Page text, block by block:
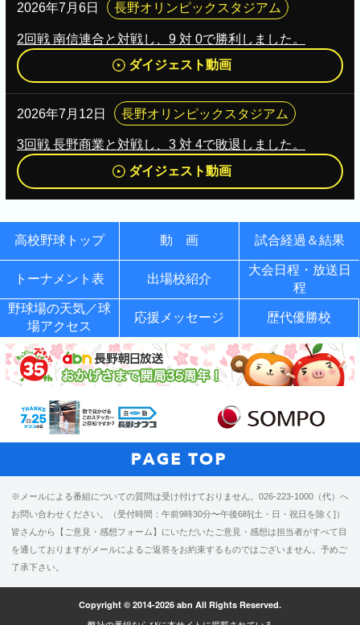
2026年7月6日 長野オリンピックスタジアム
2回戦 南信連合と対戦し、9 対 0で勝利しました。
ダイジェスト動画
2026年7月12日 長野オリンピックスタジアム
3回戦 長野商業と対戦し、3 対 4で敗退しました。
ダイジェスト動画
高校野球トップ 動 画 試合経過＆結果
トーナメント表 出場校紹介
大会日程・放送日
程
野球場の天気／球
場アクセス
応援メッセージ 歴代優勝校
※メールによる番組についての質問は受け付けておりません。026-223-1000（代）へ
お問い合わせください。（受付時間：午前9時30分〜午後6時[土・日・祝日を除く]）
皆さんから【ご意見・感想フォーム】にいただいたご意見・感想は担当者がすべて目
を通しておりますがメールによるご返答をお約束するものではございません。予めご
了承下さい。
Copyright © 2014-2026 abn All Rights Reserved.